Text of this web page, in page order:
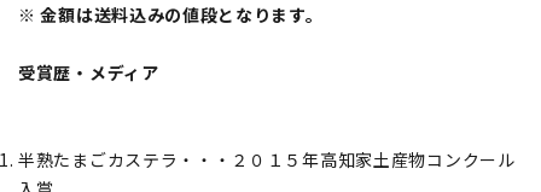
※ 金額は送料込みの値段となります。
受賞歴・メディア
半熟たまごカステラ・・・２０１５年高知家土産物コンクール